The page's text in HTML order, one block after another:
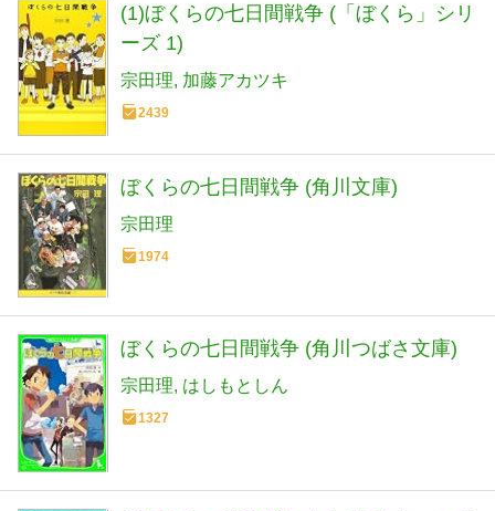
(1)ぼくらの七日間戦争 (「ぼくら」シリ
ーズ 1)
宗田理 加藤アカツキ
2439
ぼくらの七日間戦争 (角川文庫)
宗田理
1974
ぼくらの七日間戦争 (角川つばさ文庫)
宗田理 はしもとしん
1327